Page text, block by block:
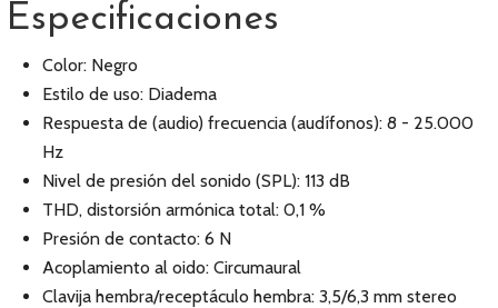
Especificaciones
Color: Negro
Estilo de uso: Diadema
Respuesta de (audio) frecuencia (audífonos): 8 - 25.000
Hz
Nivel de presión del sonido (SPL): 113 dB
THD, distorsión armónica total: 0,1 %
Presión de contacto: 6 N
Acoplamiento al oido: Circumaural
Clavija hembra/receptáculo hembra: 3,5/6,3 mm stereo